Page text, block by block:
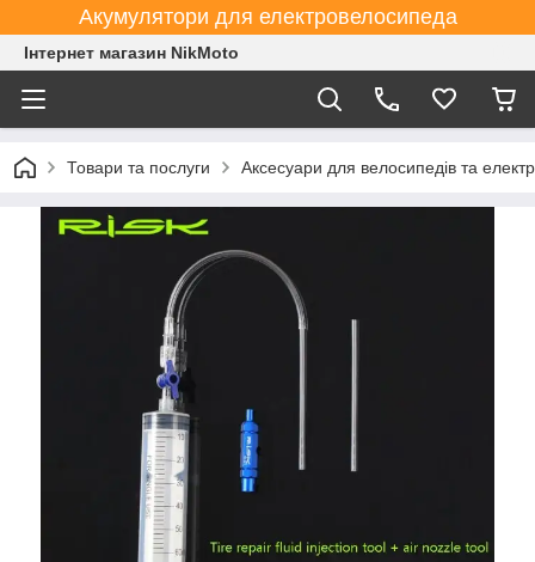
Акумулятори для електровелосипеда
Інтернет магазин NikMoto
Товари та послуги Аксесуари для велосипедів та